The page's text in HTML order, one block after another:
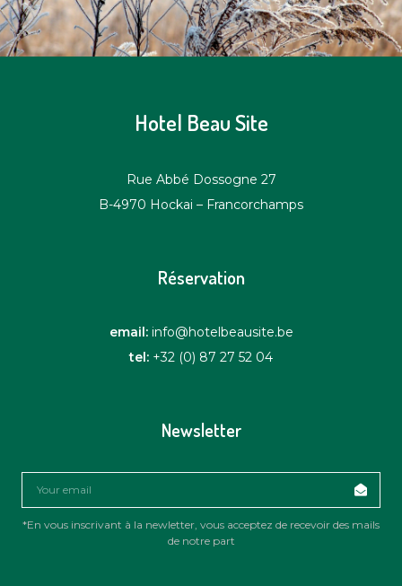
Hotel Beau Site
Rue Abbé Dossogne 27
B-4970 Hockai – Francorchamps
Réservation
email:info@hotelbeausite.be
tel: +32 (0) 87 27 52 04
Newsletter
*En vous inscrivant à la newletter, vous acceptez de recevoir des mails
de notre part